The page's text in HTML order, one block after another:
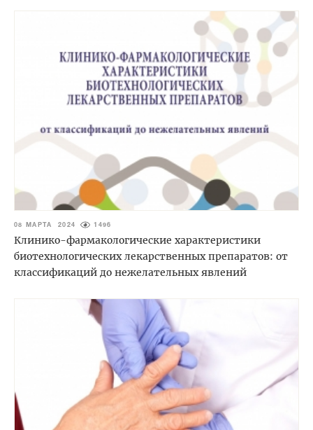
08 МАРТА 2024 1496
Клинико-фармакологические характеристики
биотехнологических лекарственных препаратов: от
классификаций до нежелательных явлений